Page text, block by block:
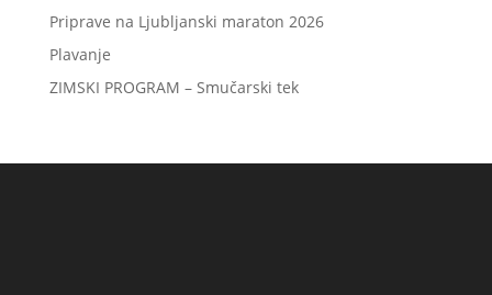
Priprave na Ljubljanski maraton 2026
Plavanje
ZIMSKI PROGRAM – Smučarski tek